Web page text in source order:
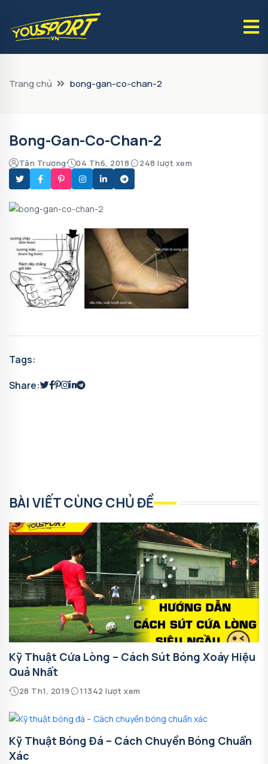
Trang chủ bong-gan-co-chan-2
Bong-Gan-Co-Chan-2
Tân Trương 04 Th6, 2018 248 lượt xem
Tags:
Share:
BÀI VIẾT CÙNG CHỦ ĐỀ
Kỹ Thuật Cứa Lòng – Cách Sút Bóng Xoáy Hiệu
Quả Nhất
28 Th1, 2019 11342 lượt xem
Kỹ Thuật Bóng Đá – Cách Chuyền Bóng Chuẩn
Xác